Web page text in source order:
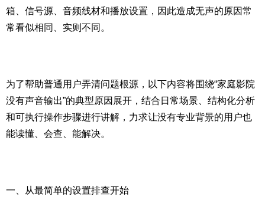
箱、信号源、音频线材和播放设置，因此造成无声的原因常
常看似相同、实则不同。
为了帮助普通用户弄清问题根源，以下内容将围绕“家庭影院
没有声音输出”的典型原因展开，结合日常场景、结构化分析
和可执行操作步骤进行讲解，力求让没有专业背景的用户也
能读懂、会查、能解决。
一、从最简单的设置排查开始